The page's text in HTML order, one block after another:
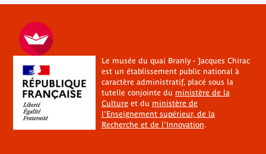
Le musée du quai Branly - Jacques Chirac
est un établissement public national à
caractère administratif, placé sous la
tutelle conjointe du ministère de la
Cultureet du ministère de
l'Enseignement supérieur, de la
Recherche et de l'Innovation.